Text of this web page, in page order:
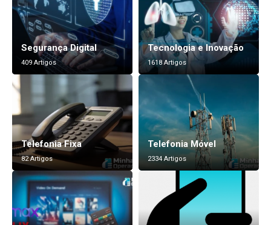
Segurança Digital
409 Artigos
Tecnologia e Inovação
1618 Artigos
Telefonia Fixa
82 Artigos
Telefonia Móvel
2334 Artigos